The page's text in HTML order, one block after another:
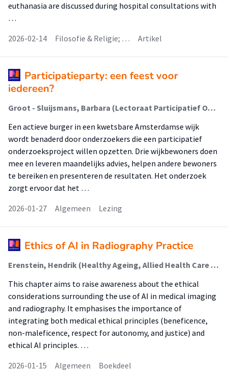
euthanasia are discussed during hospital consultations with
…
2026-02-14
Filosofie & Religie; … Artikel
Participatieparty: een feest voor
iedereen?
Groot - Sluijsmans, Barbara (Lectoraat Participatief Onderzoek Voor Gezondheid En Welzijn)
Een actieve burger in een kwetsbare Amsterdamse wijk
wordt benaderd door onderzoekers die een participatief
onderzoeksproject willen opzetten. Drie wijkbewoners doen
mee en leveren maandelijks advies, helpen andere bewoners
te bereiken en presenteren de resultaten. Het onderzoek
zorgt ervoor dat het …
2026-01-27
Algemeen Lezing
Ethics of AI in Radiography Practice
Erenstein, Hendrik (Healthy Ageing, Allied Health Care And Nursing); Plantinga, Mirjam; van Ooijen, Peter M. A.
This chapter aims to raise awareness about the ethical
considerations surrounding the use of AI in medical imaging
and radiography. It emphasises the importance of
integrating both medical ethical principles (beneficence,
non-maleficence, respect for autonomy, and justice) and
ethical AI principles. …
2026-01-15
Algemeen Boekdeel